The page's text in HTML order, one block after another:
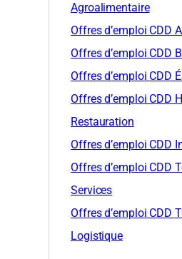
Agroalimentaire
Offres d’emploi CDD
Offres d’emploi CDD
Offres d’emploi CDD
Offres d’emploi CDD
Restauration
Offres d’emploi CDD
Offres d’emploi CDD
Services
Offres d’emploi CDD
Logistique